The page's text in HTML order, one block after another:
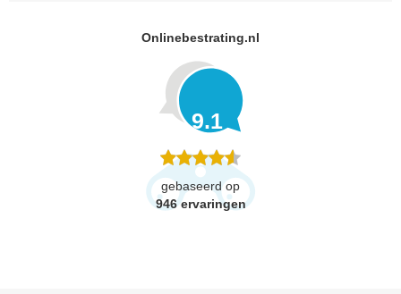
Onlinebestrating.nl
9.1
gebaseerd op
946 ervaringen